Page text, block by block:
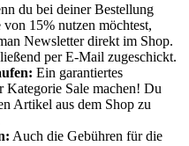
du bei deiner Bestellung
15% nutzen möchtest,
Newsletter direkt im Shop.
per E-Mail zugeschickt.
Ein garantiertes
Kategorie Sale machen! Du
Artikel aus dem Shop zu
Auch die Gebühren für die